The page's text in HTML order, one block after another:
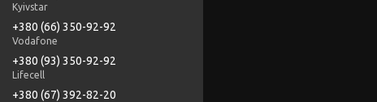
Kyivstar
+380 (66) 350-92-92
Vodafone
+380 (93) 350-92-92
Lifecell
+380 (67) 392-82-20